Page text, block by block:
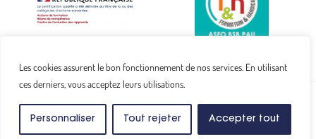
Les cookies assurent le bon fonctionnement de nos services. En utilisant
ces derniers, vous acceptez leurs utilisations.
Personnaliser Tout rejeter Accepter tout
Copyright © 2024
Site réalisé parMiddleweb